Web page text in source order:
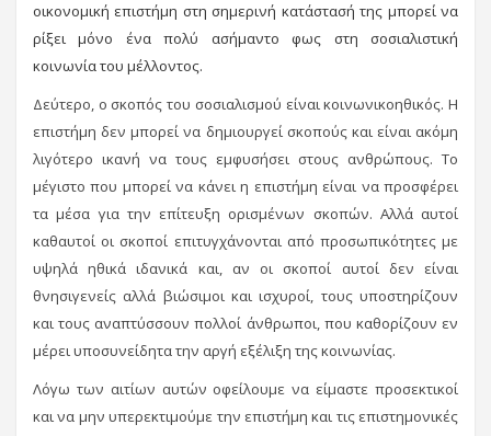
οικονομική επιστήμη στη σημερινή κατάστασή της μπορεί να
ρίξει μόνο ένα πολύ ασήμαντο φως στη σοσιαλιστική
κοινωνία του μέλλοντος.
Δεύτερο, ο σκοπός του σοσιαλισμού είναι κοινωνικοηθικός. Η
επιστήμη δεν μπορεί να δημιουργεί σκοπούς και είναι ακόμη
λιγότερο ικανή να τους εμφυσήσει στους ανθρώπους. Το
μέγιστο που μπορεί να κάνει η επιστήμη είναι να προσφέρει
τα μέσα για την επίτευξη ορισμένων σκοπών. Αλλά αυτοί
καθαυτοί οι σκοποί επιτυγχάνονται από προσωπικότητες με
υψηλά ηθικά ιδανικά και, αν οι σκοποί αυτοί δεν είναι
θνησιγενείς αλλά βιώσιμοι και ισχυροί, τους υποστηρίζουν
και τους αναπτύσσουν πολλοί άνθρωποι, που καθορίζουν εν
μέρει υποσυνείδητα την αργή εξέλιξη της κοινωνίας.
Λόγω των αιτίων αυτών οφείλουμε να είμαστε προσεκτικοί
και να μην υπερεκτιμούμε την επιστήμη και τις επιστημονικές